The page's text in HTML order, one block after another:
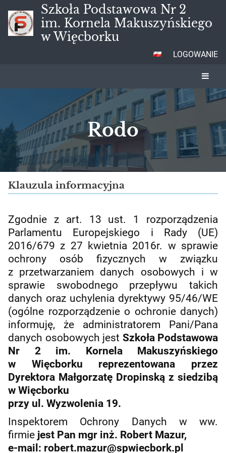
Szkoła Podstawowa Nr 2
im. Kornela Makuszyńskiego
w Więcborku
LOGOWANIE
Rodo
Rodo
Klauzula informacyjna
Zgodnie z art. 13 ust. 1 rozporządzenia
Parlamentu Europejskiego i Rady (UE)
2016/679 z 27 kwietnia 2016r. w sprawie
ochrony osób fizycznych w związku
z przetwarzaniem danych osobowych i w
sprawie swobodnego przepływu takich
danych oraz uchylenia dyrektywy 95/46/WE
(ogólne rozporządzenie o ochronie danych)
informuję, że administratorem Pani/Pana
danych osobowych jest Szkoła Podstawowa
Nr 2 im. Kornela Makuszyńskiego
w Więcborku reprezentowana przez
Dyrektora Małgorzatę Dropinską z siedzibą
w Więcborku
przy ul. Wyzwolenia 19.
Inspektorem Ochrony Danych w ww.
firmie jest Pan mgr inż. Robert Mazur,
e-mail: robert.mazur@spwiecbork.pl